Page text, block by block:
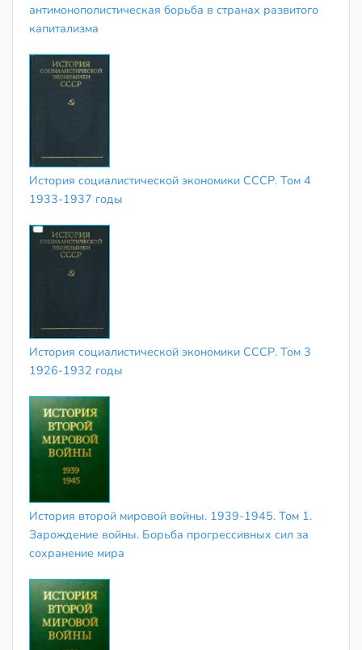
антимонополистическая борьба в странах развитого
капитализма
История социалистической экономики СССР. Том 4
1933-1937 годы
История социалистической экономики СССР. Том 3
1926-1932 годы
История второй мировой войны. 1939-1945. Том 1.
Зарождение войны. Борьба прогрессивных сил за
сохранение мира